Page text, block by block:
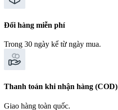
Đổi hàng miễn phí
Trong 30 ngày kể từ ngày mua.
Thanh toán khi nhận hàng (COD)
Giao hàng toàn quốc.